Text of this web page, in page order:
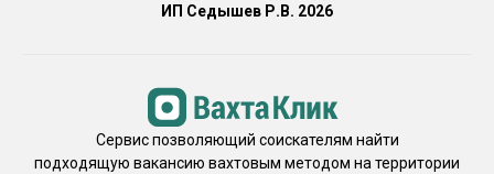
ИП Седышев Р.В. 2026
Сервис позволяющий соискателям найти
подходящую вакансию вахтовым методом на территории